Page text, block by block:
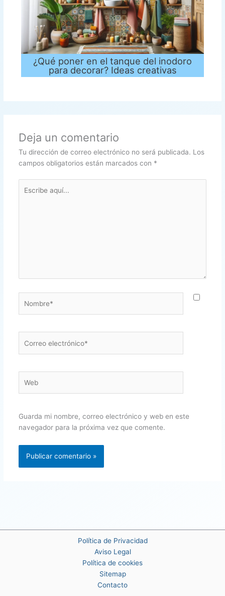
¿Qué poner en el tanque del inodoro
para decorar? Ideas creativas
Deja un comentario
Tu dirección de correo electrónico no será publicada. Los
campos obligatorios están marcados con *
aquí...
electrónico*
Guarda mi nombre, correo electrónico y web en este
navegador para la próxima vez que comente.
Política de Privacidad
Aviso Legal
Política de cookies
Sitemap
Contacto